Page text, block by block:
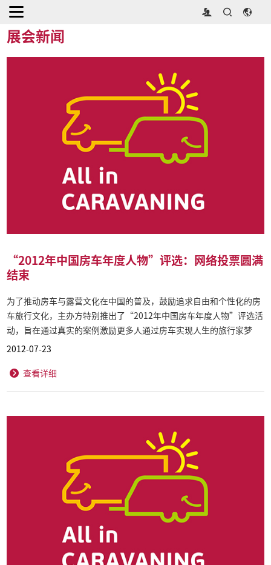
首页
展会新闻
“2012年中国房车年度人物”评选：网络投票圆满
结束
为了推动房车与露营文化在中国的普及，鼓励追求自由和个性化的房
车旅行文化，主办方特别推出了“2012年中国房车年度人物”评选活
动，旨在通过真实的案例激励更多人通过房车实现人生的旅行家梦
想。
2012-07-23
查看详细